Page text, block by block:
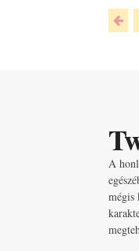
A
mégis